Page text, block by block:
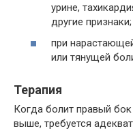
урине,
другие признаки;
при
или тянущей
Терапия
Когда болит правый бок
выше, требуется